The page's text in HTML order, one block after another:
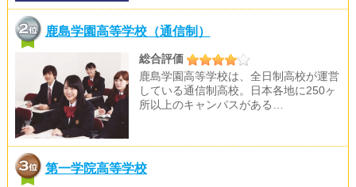
鹿島学園高等学校（通信制）
総合評価
鹿島学園高等学校は、全日制高校が運営
している通信制高校。日本各地に250ヶ
所以上のキャンパスがある…
第一学院高等学校